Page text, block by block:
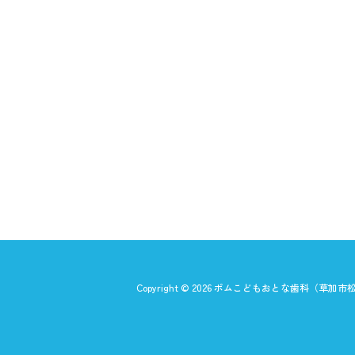
Copyright © 2026ポムこどもおとな歯科（草加市松